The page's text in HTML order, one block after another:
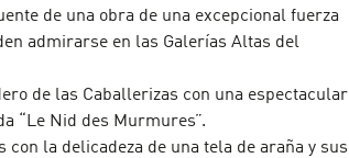
de una obra de una excepcional fuerza
admirarse en las Galerías Altas del
de las Caballerizas con una espectacular
“Le Nid des Murmures”.
la delicadeza de una tela de araña y sus